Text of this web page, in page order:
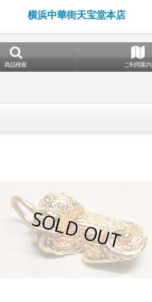
横浜中華街天宝堂本店
商品検索 ご利用案内